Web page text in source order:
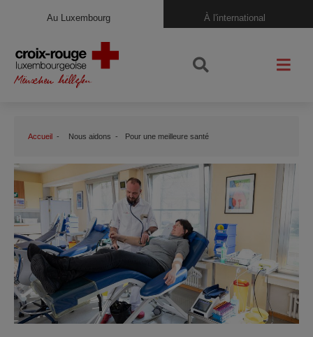
Au Luxembourg À l'international
Accueil Nous aidons Pour une meilleure santé